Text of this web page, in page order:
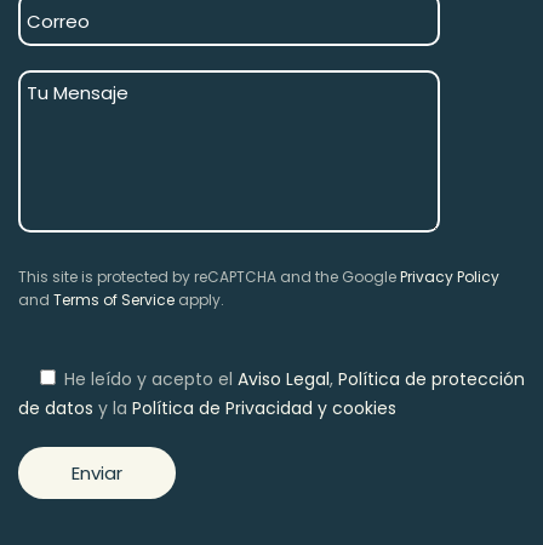
This site is protected by reCAPTCHA and the GooglePrivacy Policy
and Terms of Service apply.
He leído y acepto el Aviso Legal, Política de protección
de datos y la Política de Privacidad y cookies